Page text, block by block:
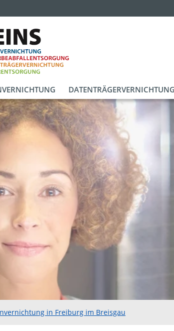
DATENTRÄGERVERNICHTUNG
in Freiburg im Breisgau